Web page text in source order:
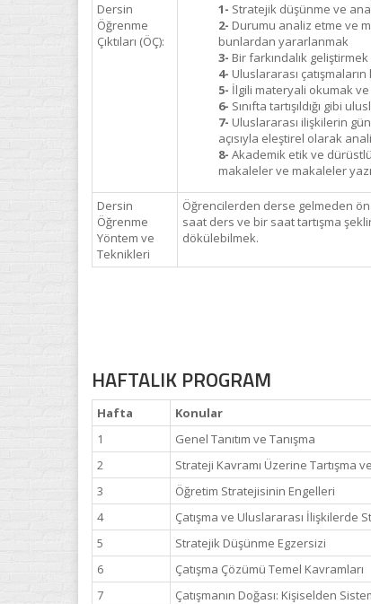
Dersin
Öğrenme
Çıktıları (ÖÇ):
1- Stratejik düşünme ve
2- Durumu analiz etme ve
bunlardan yararlanmak
3- Bir farkındalık
4- Uluslararası
5- İlgili materyali okumak
6- Sınıfta tartışıldığı gibi
7- Uluslararası ilişkilerin
açısıyla eleştirel olarak
8- Akademik etik ve
makaleler ve makaleler
Dersin
Öğrenme
Yöntem ve
Teknikleri
Öğrencilerden derse gelmeden
saat ders ve bir saat tartışma
dökülebilmek.
HAFTALIK PROGRAM
Hafta Konular
1
Genel Tanıtım ve Tanışma
2
Strateji Kavramı Üzerine Tartışma
3
Öğretim Stratejisinin Engelleri
4
Çatışma ve Uluslararası İlişkilerde
5
Stratejik Düşünme Egzersizi
6
Çatışma Çözümü Temel Kavramları
7
Çatışmanın Doğası: Kişiselden